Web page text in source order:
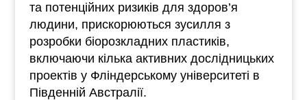
та потенційних ризиків для здоров’я
людини, прискорюються зусилля з
розробки біорозкладних пластиків,
включаючи кілька активних дослідницьких
проектів у Фліндерському університеті в
Південній Австралії.